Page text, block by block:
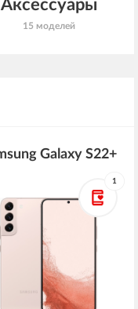
Аксессуары
15 моделей
Galaxy S22+
1